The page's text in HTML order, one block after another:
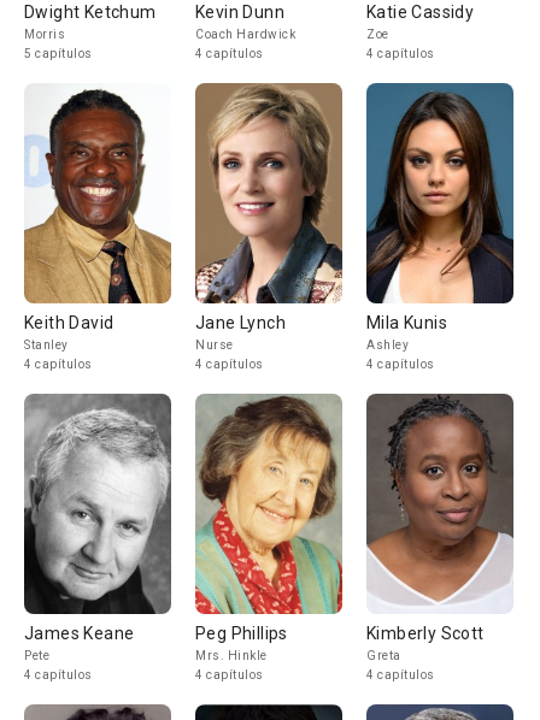
Dwight Ketchum
Morris
5 capítulos
Kevin Dunn
Coach Hardwick
4 capítulos
Katie Cassidy
Zoe
4 capítulos
Keith David
Stanley
4 capítulos
Jane Lynch
Nurse
4 capítulos
Mila Kunis
Ashley
4 capítulos
James Keane
Pete
4 capítulos
Peg Phillips
Mrs. Hinkle
4 capítulos
Kimberly Scott
Greta
4 capítulos